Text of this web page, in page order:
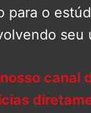
para o
seu
canal